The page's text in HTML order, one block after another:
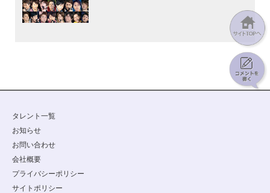
タレント一覧
お知らせ
お問い合わせ
会社概要
プライバシーポリシー
サイトポリシー